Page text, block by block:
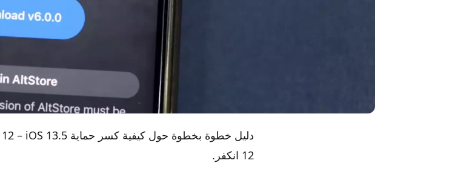
12 انكفر.